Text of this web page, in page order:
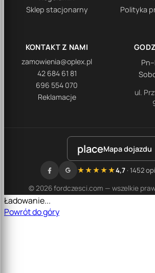
Sklep stacjonarny
Polityka
KONTAKT Z NAMI
zamowienia@oplex.pl
42 684 61 81
696 554 070
Reklamacje
ul.
placeMapa dojazdu
© 2026 fordczesci.com — wszelkie
★★★★★4,7· 1452
Ładowanie...
Powrót do góry